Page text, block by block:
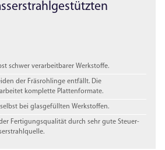
schwer verarbeitbarer Werkstoffe.
der Fräsrohlinge entfällt. Die
komplette Plattenformate.
bei glasgefüllten Werkstoffen.
Fertigungsqualität durch sehr gute Steuer-